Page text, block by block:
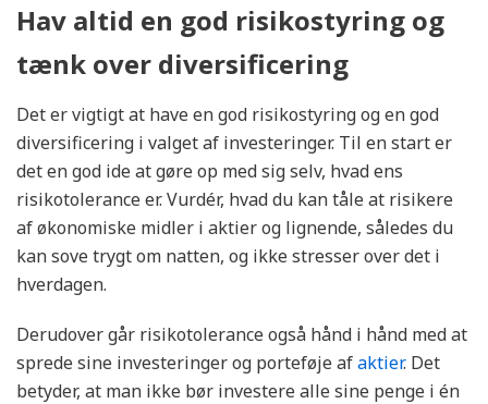
Hav altid en god risikostyring og
tænk over diversificering
Det er vigtigt at have en god risikostyring og en god
diversificering i valget af investeringer. Til en start er
det en god ide at gøre op med sig selv, hvad ens
risikotolerance er. Vurdér, hvad du kan tåle at risikere
af økonomiske midler i aktier og lignende, således du
kan sove trygt om natten, og ikke stresser over det i
hverdagen.
Derudover går risikotolerance også hånd i hånd med at
sprede sine investeringer og porteføje afaktier. Det
betyder, at man ikke bør investere alle sine penge i én